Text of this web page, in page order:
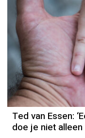
Ted
Ted van Essen:
doe je niet alleen